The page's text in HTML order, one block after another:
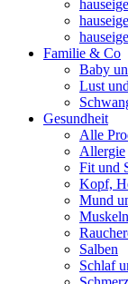
Familie & Co
Baby
Lust
Gesundheit
Alle
Allergie
Fit und
Kopf,
Mund
Salben
Schlaf